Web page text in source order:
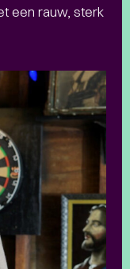
een rauw, sterk